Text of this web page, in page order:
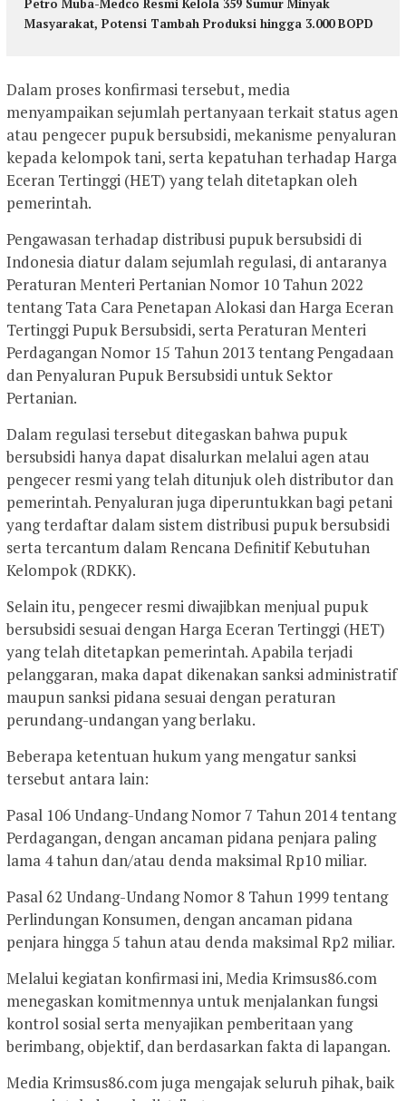
Petro Muba-Medco Resmi Kelola 359 Sumur Minyak
Masyarakat, Potensi Tambah Produksi hingga 3.000 BOPD
Dalam proses konfirmasi tersebut, media
menyampaikan sejumlah pertanyaan terkait status agen
atau pengecer pupuk bersubsidi, mekanisme penyaluran
kepada kelompok tani, serta kepatuhan terhadap Harga
Eceran Tertinggi (HET) yang telah ditetapkan oleh
pemerintah.
Pengawasan terhadap distribusi pupuk bersubsidi di
Indonesia diatur dalam sejumlah regulasi, di antaranya
Peraturan Menteri Pertanian Nomor 10 Tahun 2022
tentang Tata Cara Penetapan Alokasi dan Harga Eceran
Tertinggi Pupuk Bersubsidi, serta Peraturan Menteri
Perdagangan Nomor 15 Tahun 2013 tentang Pengadaan
dan Penyaluran Pupuk Bersubsidi untuk Sektor
Pertanian.
Dalam regulasi tersebut ditegaskan bahwa pupuk
bersubsidi hanya dapat disalurkan melalui agen atau
pengecer resmi yang telah ditunjuk oleh distributor dan
pemerintah. Penyaluran juga diperuntukkan bagi petani
yang terdaftar dalam sistem distribusi pupuk bersubsidi
serta tercantum dalam Rencana Definitif Kebutuhan
Kelompok (RDKK).
Selain itu, pengecer resmi diwajibkan menjual pupuk
bersubsidi sesuai dengan Harga Eceran Tertinggi (HET)
yang telah ditetapkan pemerintah. Apabila terjadi
pelanggaran, maka dapat dikenakan sanksi administratif
maupun sanksi pidana sesuai dengan peraturan
perundang-undangan yang berlaku.
Beberapa ketentuan hukum yang mengatur sanksi
tersebut antara lain:
Pasal 106 Undang-Undang Nomor 7 Tahun 2014 tentang
Perdagangan, dengan ancaman pidana penjara paling
lama 4 tahun dan/atau denda maksimal Rp10 miliar.
Pasal 62 Undang-Undang Nomor 8 Tahun 1999 tentang
Perlindungan Konsumen, dengan ancaman pidana
penjara hingga 5 tahun atau denda maksimal Rp2 miliar.
Melalui kegiatan konfirmasi ini, Media Krimsus86.com
menegaskan komitmennya untuk menjalankan fungsi
kontrol sosial serta menyajikan pemberitaan yang
berimbang, objektif, dan berdasarkan fakta di lapangan.
Media Krimsus86.com juga mengajak seluruh pihak, baik